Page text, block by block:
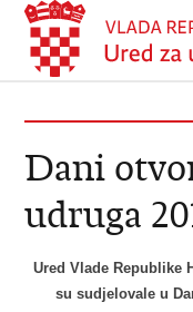
Dani
udruga
Ured Vlade Republike
su sudjelovale u